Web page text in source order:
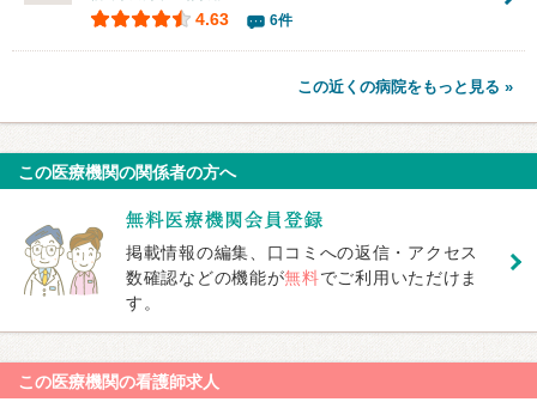
4.63 6件
この近くの病院をもっと見る »
この医療機関の関係者の方へ
掲載情報の編集、口コミへの返信・アクセス
数確認などの機能が無料でご利用いただけま
す。
この医療機関の看護師求人